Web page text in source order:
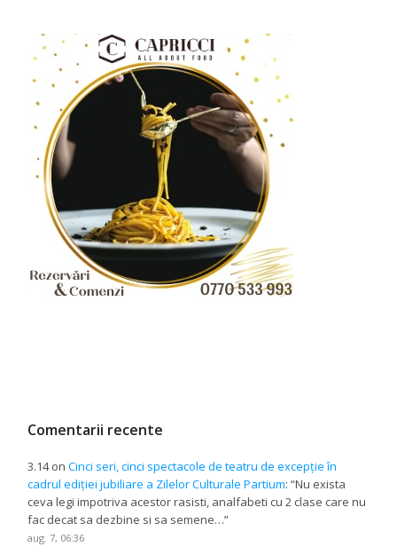
Comentarii recente
3.14onCinci seri, cinci spectacole de teatru de excepție în
cadrul ediției jubiliare a Zilelor Culturale Partium: “Nu exista
ceva legi impotriva acestor rasisti, analfabeti cu 2 clase care nu
fac decat sa dezbine si sa semene…”
aug. 7, 06:36